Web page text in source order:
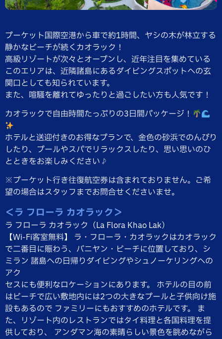
プーケット国際空港から車で約1時間、ヤシの木が林立する
静かなビーチが続くカオラック！
高級リゾートが次々とオープンし、近年注目を集めている
このエリアは、近隣諸島にあるダイビングスポットへの玄
関口としても知られています。
また、喧騒を離れてゆったりと過ごしたい方も人気です！
カオラックで自由時間たっぷりの3日間パッケージ！
ホテルと送迎付きのお得なプランで、金色の砂浜でのんびり
したり、プールやスパでリラックスしたり、思い思いのひ
とときをお楽しみください♪
※プーケット行き往復航空券は含まれておりません。ご希
望の場合はスタッフまでお問合せくださいませ。
＜ラ フローラ カオラック＞
ラ フローラ カオラック（La Flora Khao Lak）
【Wi-Fi客室無料】 ラ・フローラ・カオラックはカオラック
で二番目に賑わう、バニヤン・ビーチに位置しており、シ
ミラン 諸島への日帰りダイビングやシュノーケリングへの
アク
セスにも便利なロケーションにあります。 ホテルの目の前
はビーチで広い敷地内には2つの大きなプールと子供向け施
設もあるので ファミリーにもおすすめのホテルです。 ま
た、リゾート内のレストランではタイ料理と各国料理を提
供しており、 アンダマン海の素晴らしい景色を眺めながら